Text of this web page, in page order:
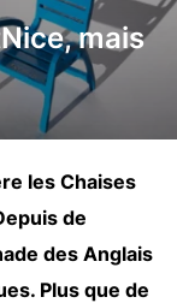
mais
les Chaises
de
des Anglais
Plus que de